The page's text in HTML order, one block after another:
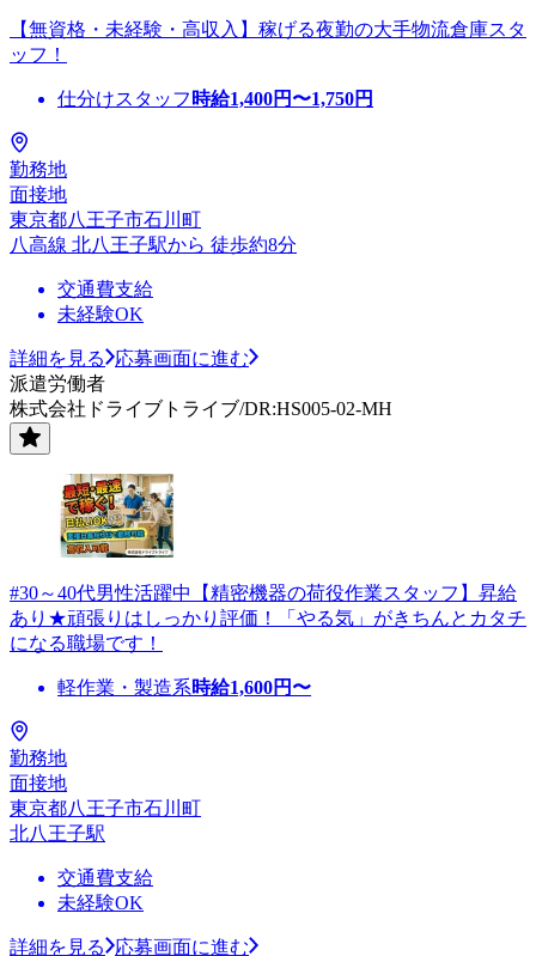
【無資格・未経験・高収入】稼げる夜勤の大手物流倉庫スタ
ッフ！
仕分けスタッフ 時給1,400円〜1,750円
勤務地
面接地
東京都八王子市石川町
八高線 北八王子駅から 徒歩約8分
交通費支給
未経験OK
詳細を見る
応募画面に進む
派遣労働者
株式会社ドライブトライブ/DR:HS005-02-MH
#30～40代男性活躍中【精密機器の荷役作業スタッフ】昇給
あり★頑張りはしっかり評価！「やる気」がきちんとカタチ
になる職場です！
軽作業・製造系時給1,600円〜
勤務地
面接地
東京都八王子市石川町
北八王子駅
交通費支給
未経験OK
詳細を見る
応募画面に進む